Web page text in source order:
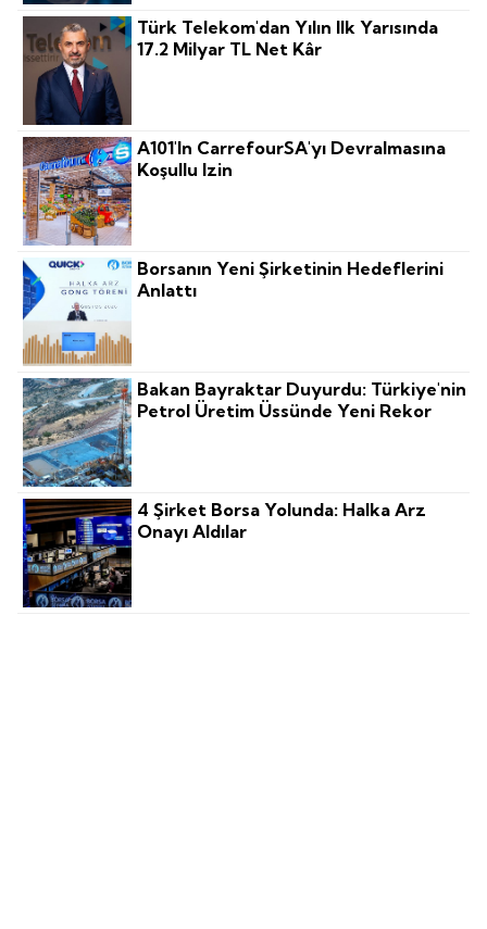
Türk Telekom'dan Yılın Ilk Yarısında
17.2 Milyar TL Net Kâr
A101'in CarrefourSA'yı Devralmasına
Koşullu Izin
Borsanın Yeni Şirketinin Hedeflerini
Anlattı
Bakan Bayraktar Duyurdu: Türkiye'nin
Petrol Üretim Üssünde Yeni Rekor
4 Şirket Borsa Yolunda: Halka Arz
Onayı Aldılar